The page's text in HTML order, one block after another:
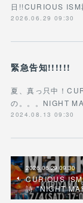
日!!CURIOUS
2026.06.29 09:30
緊急告知!!!!!!
夏、真っ只中！
の。。。NIGHT
2024.08.13 09:30
2026.06.29 09:30
CURIOUS
詩 "NIGHT